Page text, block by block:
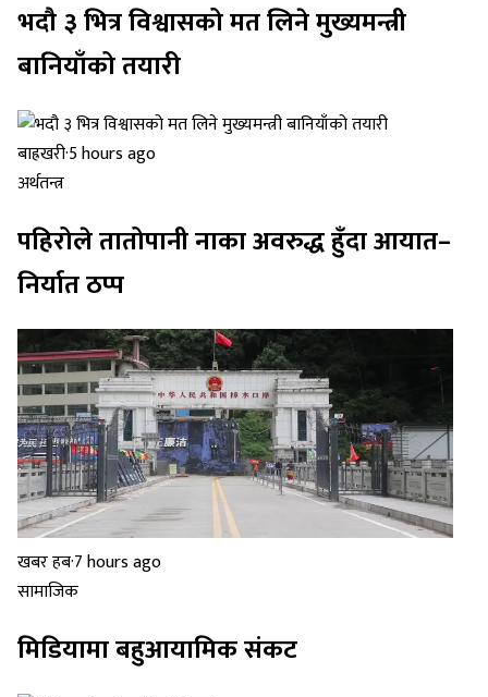
भदौ ३ भित्र विश्वासको मत लिने मुख्यमन्त्री
बानियाँको तयारी
बाह्रखरी·5 hours ago
अर्थतन्त्र
पहिरोले तातोपानी नाका अवरुद्ध हुँदा आयात–
निर्यात ठप्प
खबर हब·7 hours ago
सामाजिक
मिडियामा बहुआयामिक संकट